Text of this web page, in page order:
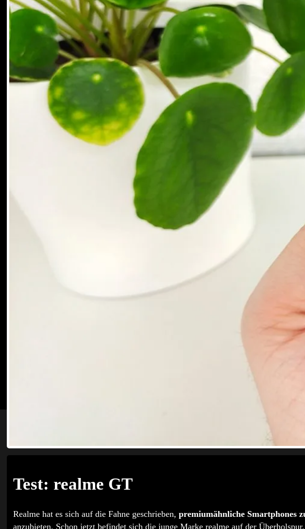
Test: realme GT
Realme hat es sich auf die Fahne geschrieben, premiumähnliche Smartphones
anzubieten. Schon jetzt befindet sich die junge Marke realme auf der